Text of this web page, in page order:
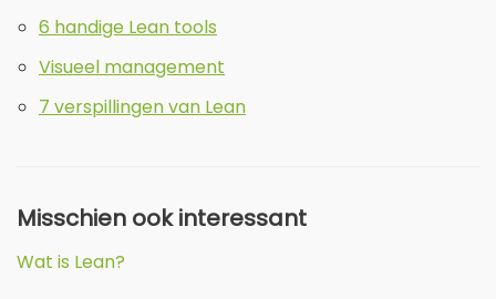
6 handige Lean tools
Visueel management
7 verspillingen van Lean
Misschien ook interessant
Wat is Lean?